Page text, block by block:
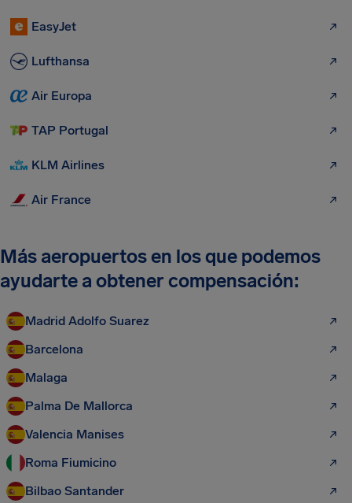
EasyJet
Lufthansa
Air Europa
TAP Portugal
KLM Airlines
Air France
Más aeropuertos en los que podemos
ayudarte a obtener compensación:
Madrid Adolfo Suarez
Barcelona
Malaga
Palma De Mallorca
Valencia Manises
Roma Fiumicino
Bilbao Santander